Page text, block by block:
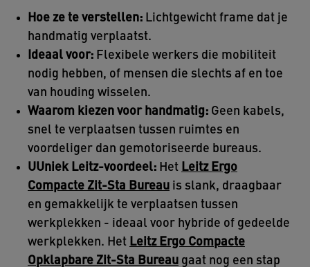
Hoe ze te verstellen: Lichtgewicht frame dat je
handmatig verplaatst.
Ideaal voor: Flexibele werkers die mobiliteit
nodig hebben, of mensen die slechts af en toe
van houding wisselen.
Waarom kiezen voor handmatig: Geen kabels,
snel te verplaatsen tussen ruimtes en
voordeliger dan gemotoriseerde bureaus.
UUniek Leitz-voordeel: Het Leitz Ergo
Compacte Zit-Sta Bureau is slank, draagbaar
en gemakkelijk te verplaatsen tussen
werkplekken - ideaal voor hybride of gedeelde
werkplekken. Het Leitz Ergo Compacte
Opklapbare Zit-Sta Bureau gaat nog een stap